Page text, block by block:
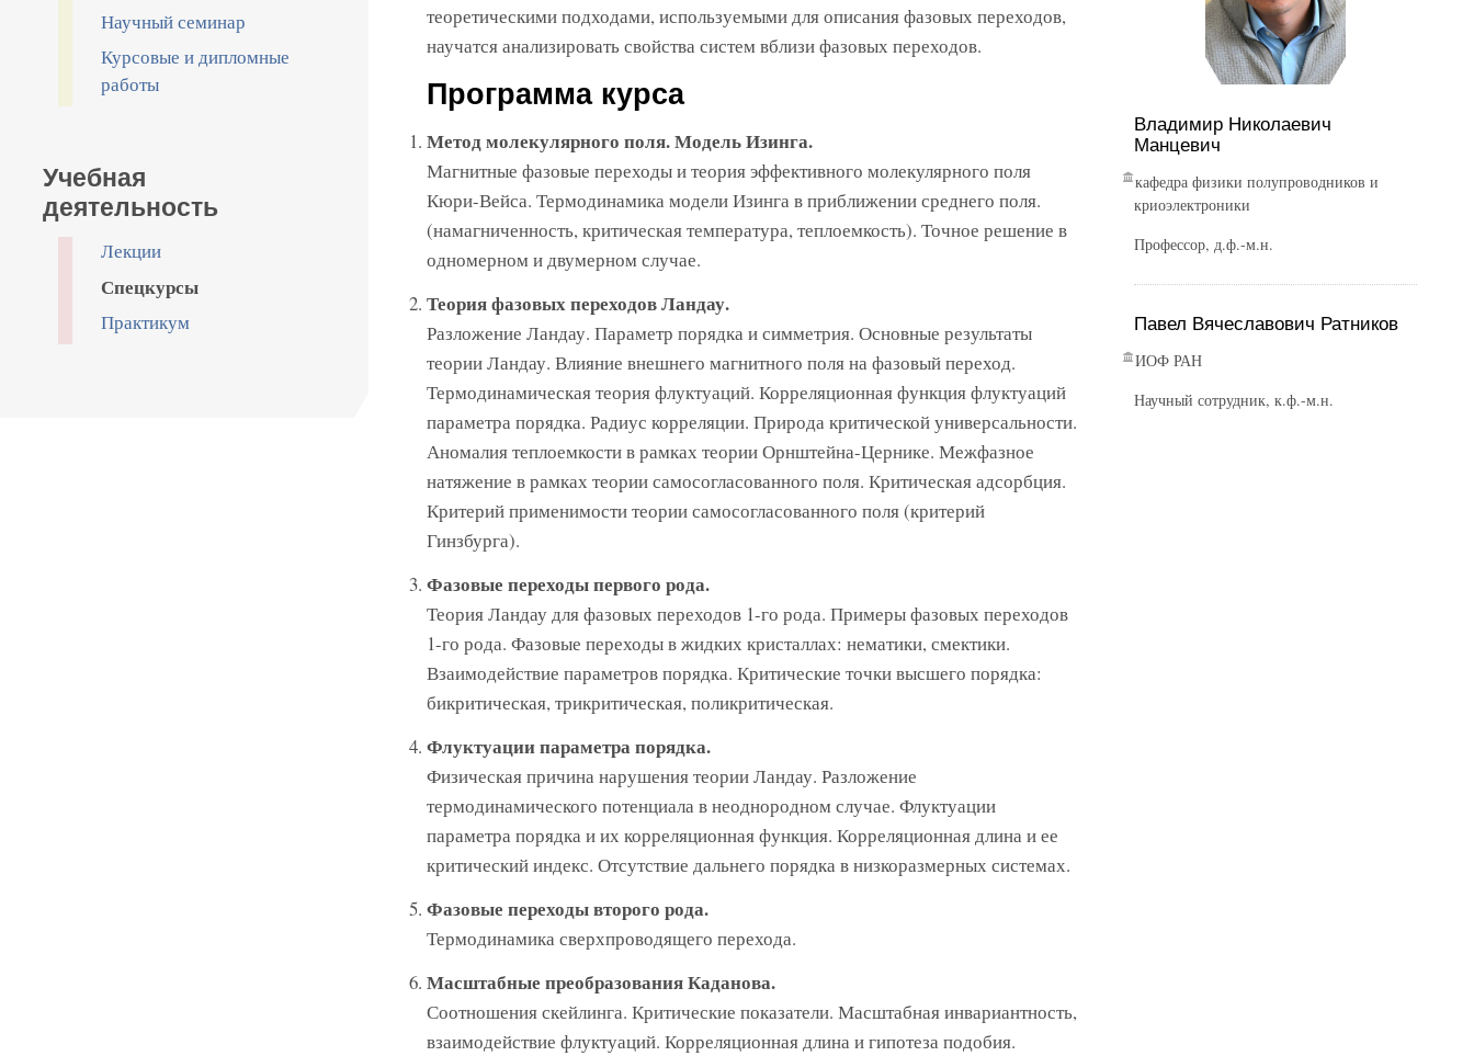
Научный семинар
Курсовые и дипломные
работы
Учебная
деятельность
Лекции
Спецкурсы
Практикум
Владимир Николаевич
Манцевич
кафедра физики полупроводников и
криоэлектроники
Профессор, д.ф.-м.н.
Павел Вячеславович Ратников
ИОФ РАН
Научный сотрудник, к.ф.-м.н.
теоретическими подходами, используемыми для описания фазовых переходов,
научатся анализировать свойства систем вблизи фазовых переходов.
Программа курса
Метод молекулярного поля. Модель Изинга.
Магнитные фазовые переходы и теория эффективного молекулярного поля
Кюри-Вейса. Термодинамика модели Изинга в приближении среднего поля.
(намагниченность, критическая температура, теплоемкость). Точное решение в
одномерном и двумерном случае.
Теория фазовых переходов Ландау.
Разложение Ландау. Параметр порядка и симметрия. Основные результаты
теории Ландау. Влияние внешнего магнитного поля на фазовый переход.
Термодинамическая теория флуктуаций. Корреляционная функция флуктуаций
параметра порядка. Радиус корреляции. Природа критической универсальности.
Аномалия теплоемкости в рамках теории Орнштейна-Цернике. Межфазное
натяжение в рамках теории самосогласованного поля. Критическая адсорбция.
Критерий применимости теории самосогласованного поля (критерий
Гинзбурга).
Фазовые переходы первого рода.
Теория Ландау для фазовых переходов 1-го рода. Примеры фазовых переходов
1-го рода. Фазовые переходы в жидких кристаллах: нематики, смектики.
Взаимодействие параметров порядка. Критические точки высшего порядка:
бикритическая, трикритическая, поликритическая.
Флуктуации параметра порядка.
Физическая причина нарушения теории Ландау. Разложение
термодинамического потенциала в неоднородном случае. Флуктуации
параметра порядка и их корреляционная функция. Корреляционная длина и ее
критический индекс. Отсутствие дальнего порядка в низкоразмерных системах.
Фазовые переходы второго рода.
Термодинамика сверхпроводящего перехода.
Масштабные преобразования Каданова.
Соотношения скейлинга. Критические показатели. Масштабная инвариантность,
взаимодействие флуктуаций. Корреляционная длина и гипотеза подобия.